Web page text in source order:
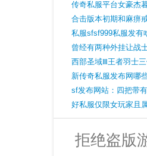
物在官服中有两种表
传奇私服平台女豪杰
传送一身装备六位数
合击版本初期和麻痹
兵没有开天
私服sfsf999私服发有
样让打怪升级不
曾经有两种外挂让战
都被封了
西部圣域Ⅲ王者羽士
天手不如运九套
新传奇私服发布网哪
手多吗
sf发布网站：四把带
最后一把最霸气
好私服仅限女玩家且
的漂亮神甲天外飞仙
拒绝盗版